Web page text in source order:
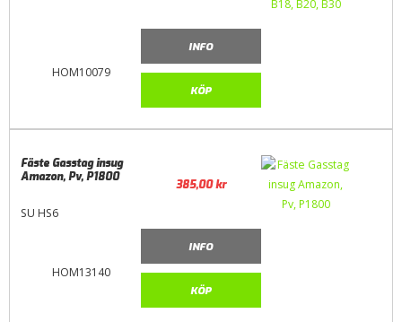
HOM10079
INFO
KÖP
HOM13140
Fäste Gasstag insug
Amazon, Pv, P1800
SU HS6
385,00kr
INFO
KÖP